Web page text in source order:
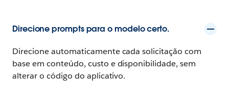
Direcione prompts para o modelo certo.
Direcione automaticamente cada solicitação com
base em conteúdo, custo e disponibilidade, sem
alterar o código do aplicativo.